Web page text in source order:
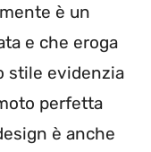
è un
e che eroga
stile evidenzia
perfetta
è anche